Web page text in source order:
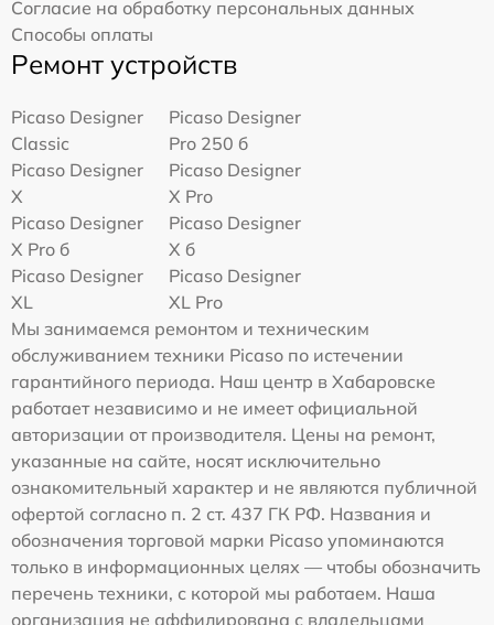
Согласие на обработку персональных данных
Способы оплаты
Ремонт устройств
Picaso Designer
Classic
Picaso Designer
Pro 250 б
Picaso Designer
X
Picaso Designer
X Pro
Picaso Designer
X Pro б
Picaso Designer
X б
Picaso Designer
XL
Picaso Designer
XL Pro
Мы занимаемся ремонтом и техническим
обслуживанием техники Picaso по истечении
гарантийного периода. Наш центр в Хабаровске
работает независимо и не имеет официальной
авторизации от производителя. Цены на ремонт,
указанные на сайте, носят исключительно
ознакомительный характер и не являются публичной
офертой согласно п. 2 ст. 437 ГК РФ. Названия и
обозначения торговой марки Picaso упоминаются
только в информационных целях — чтобы обозначить
перечень техники, с которой мы работаем. Наша
организация не аффилирована с владельцами